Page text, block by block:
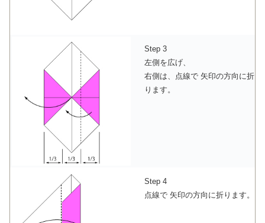
Step 3
左側を広げ、
右側は、点線で 矢印の方向に折
ります。
Step 4
点線で 矢印の方向に折ります。